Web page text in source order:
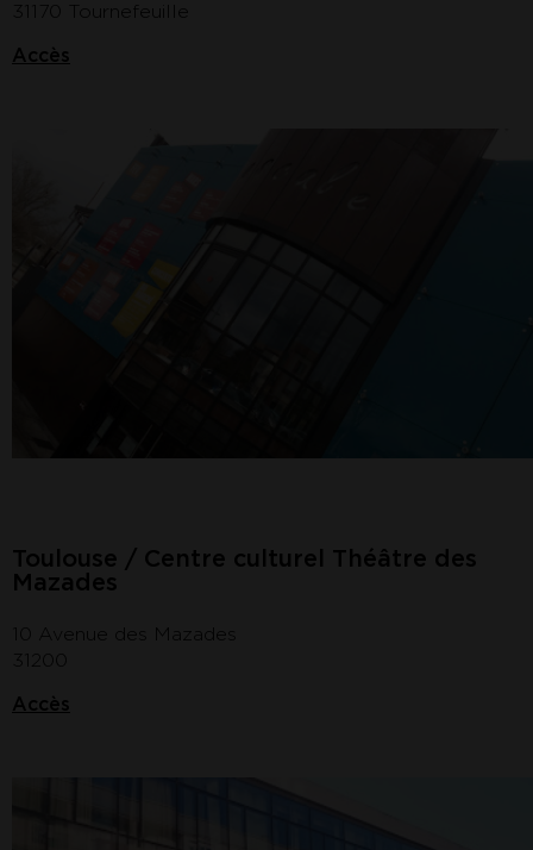
31170 Tournefeuille
Accès
Toulouse / Centre culturel Théâtre des
Mazades
10 Avenue des Mazades
Accès